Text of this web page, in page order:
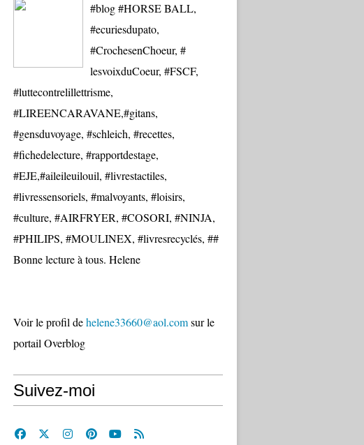
#blog #HORSE BALL,
#ecuriesdupato,
#CrochesenChoeur, #
lesvoixduCoeur, #FSCF,
#luttecontrelillettrisme,
#LIREENCARAVANE,#gitans,
#gensduvoyage, #schleich, #recettes,
#fichedelecture, #rapportdestage,
#EJE,#aileileuilouil, #livrestactiles,
#livressensoriels, #malvoyants, #loisirs,
#culture, #AIRFRYER, #COSORI, #NINJA,
#PHILIPS, #MOULINEX, #livresrecyclés, ##
Bonne lecture à tous. Helene
Voir le profil dehelene33660@aol.comsur le
portail Overblog
Suivez-moi